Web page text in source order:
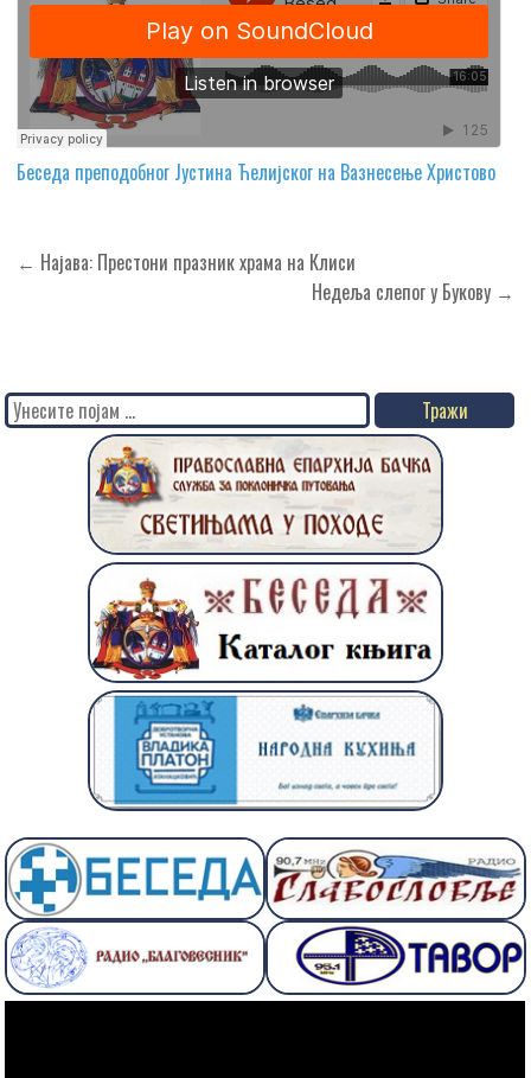
Беседа преподобног Јустина Ћелијског на Вазнесење Христово
Кретање
← Најава: Престони празник храма на Клиси
Недеља слепог у Букову →
Search
for: